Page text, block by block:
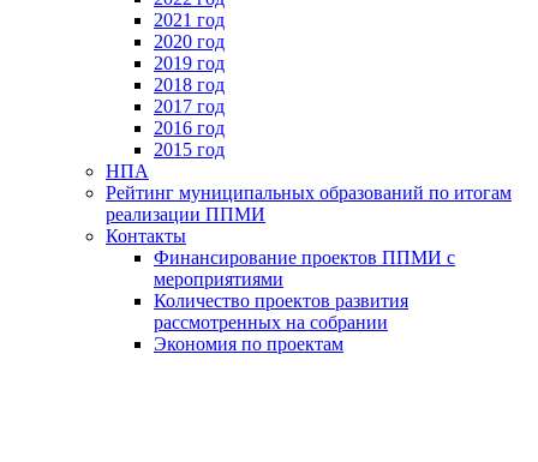
2021 год
2020 год
2019 год
2018 год
2017 год
2016 год
2015 год
НПА
Рейтинг муниципальных образований по итогам
реализации ППМИ
Контакты
Финансирование проектов ППМИ с
мероприятиями
Количество проектов развития
рассмотренных на собрании
Экономия по проектам